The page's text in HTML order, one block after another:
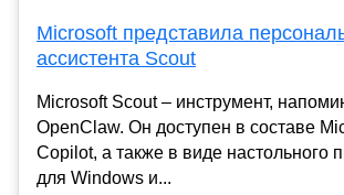
Microsoft представила
ассистента Scout
Microsoft Scout – инструмент,
OpenClaw. Он доступен в составе
Copilot, а также в виде настольного
для Windows и...